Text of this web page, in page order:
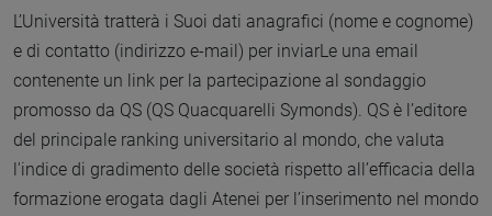
L’Università tratterà i Suoi dati anagrafici (nome e cognome)
e di contatto (indirizzo e-mail) per inviarLe una email
contenente un link per la partecipazione al sondaggio
promosso da QS (QS Quacquarelli Symonds). QS è l’editore
del principale ranking universitario al mondo, che valuta
l'indice di gradimento delle società rispetto all’efficacia della
formazione erogata dagli Atenei per l’inserimento nel mondo